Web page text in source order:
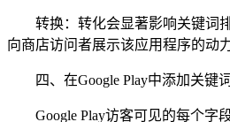
转换：转化会显著影响关键词
向商店访问者展示该应用程序的动
四、在Google Play中添加关键
Google Play访客可见的每个字